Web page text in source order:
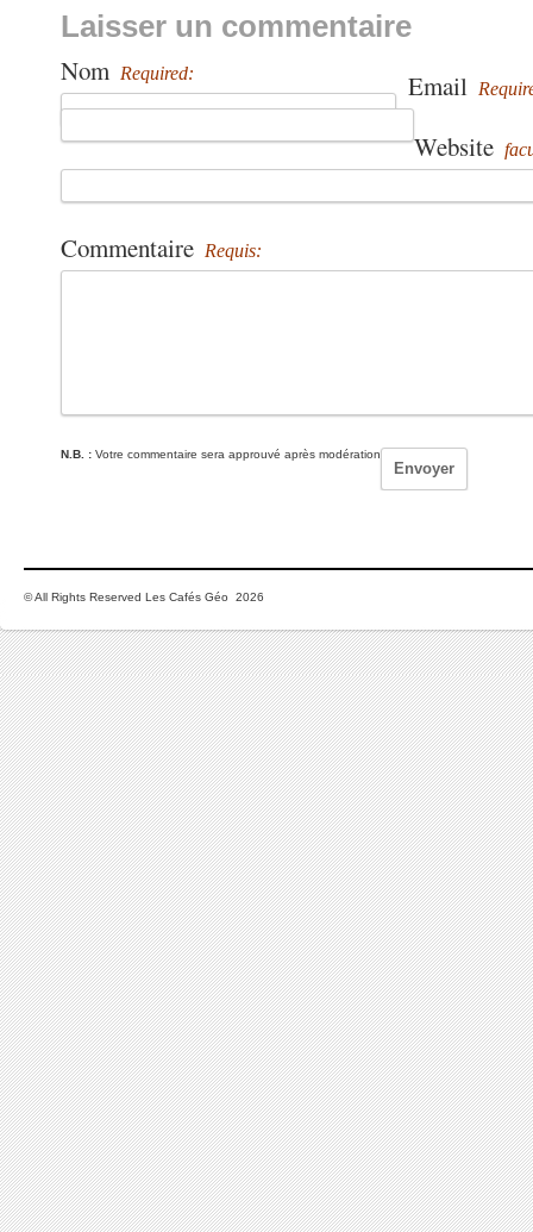
Laisser un commentaire
Nom Required: Email
Website
Commentaire Requis:
N.B. : Votre commentaire sera approuvé après modération
© All Rights Reserved Les Cafés Géo 2026